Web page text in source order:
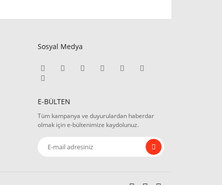
Sosyal Medya
E-BÜLTEN
Tüm kampanya ve duyurulardan haberdar
olmak için e-bültenimize kaydolunuz.